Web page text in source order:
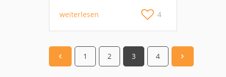
weiterlesen 4
1 2 3 4